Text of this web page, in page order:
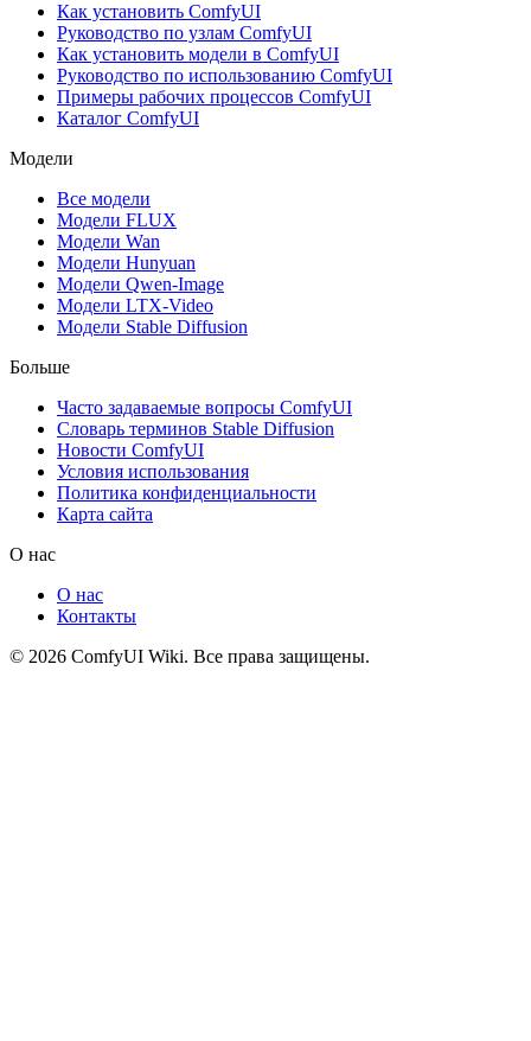
Как установить ComfyUI
Руководство по узлам ComfyUI
Как установить модели в ComfyUI
Руководство по использованию ComfyUI
Примеры рабочих процессов ComfyUI
Каталог ComfyUI
Модели
Все модели
Модели FLUX
Модели Wan
Модели Hunyuan
Модели Qwen-Image
Модели LTX-Video
Модели Stable Diffusion
Больше
Часто задаваемые вопросы ComfyUI
Словарь терминов Stable Diffusion
Новости ComfyUI
Условия использования
Политика конфиденциальности
Карта сайта
О нас
О нас
Контакты
© 2026 ComfyUI Wiki. Все права защищены.